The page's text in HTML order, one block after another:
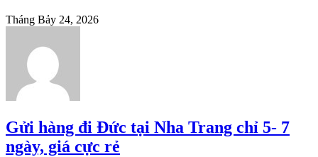
Tháng Bảy 24, 2026
Gửi hàng đi Đức tại Nha Trang chỉ 5- 7
ngày, giá cực rẻ